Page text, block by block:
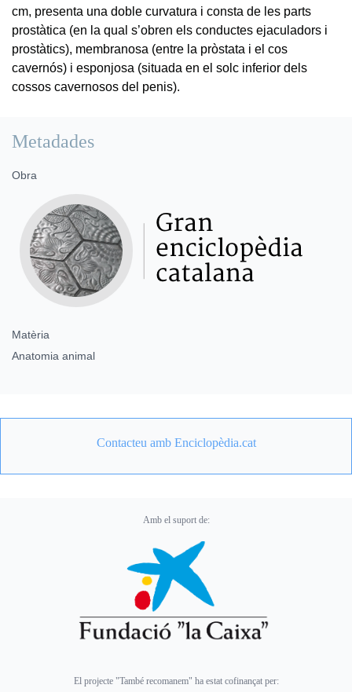
cm, presenta una doble curvatura i consta de les parts
prostàtica (en la qual s’obren els conductes ejaculadors i
prostàtics), membranosa (entre la pròstata i el cos
cavernós) i esponjosa (situada en el solc inferior dels
cossos cavernosos del penis).
Metadades
Obra
Matèria
Anatomia animal
Contacteu amb Enciclopèdia.cat
Amb el suport de:
El projecte "També recomanem" ha estat cofinançat per: